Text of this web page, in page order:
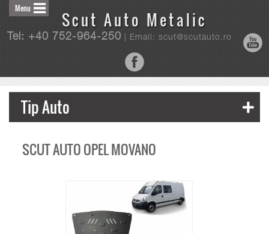
Scut Auto Metalic
Tel: +40 752-964-250| Email: scut@scutauto.ro
Menu
Tip Auto
SCUT AUTO OPEL MOVANO